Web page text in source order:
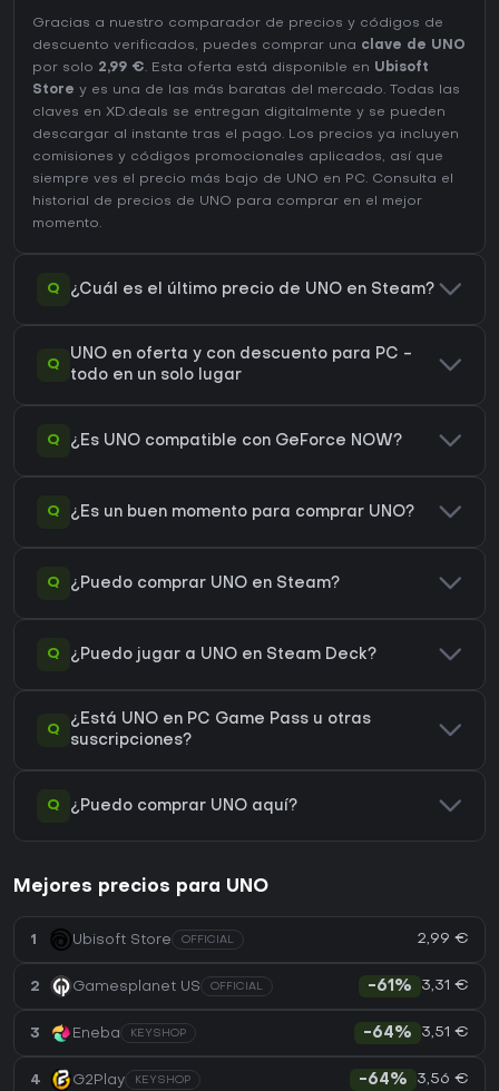
Gracias a nuestro comparador de precios y códigos de
descuento verificados, puedes comprar una clave de UNO
por solo 2,99 €. Esta oferta está disponible en Ubisoft
Store y es una de las más baratas del mercado. Todas las
claves en XD.deals se entregan digitalmente y se pueden
descargar al instante tras el pago. Los precios ya incluyen
comisiones y códigos promocionales aplicados, así que
siempre ves el precio más bajo de UNO en PC. Consulta el
historial de precios de UNO para comprar en el mejor
momento.
Q ¿Cuál es el último precio de UNO en Steam?
Q
UNO en oferta y con descuento para PC -
todo en un solo lugar
Q ¿Es UNO compatible con GeForce NOW?
Q ¿Es un buen momento para comprar UNO?
Q ¿Puedo comprar UNO en Steam?
Q ¿Puedo jugar a UNO en Steam Deck?
Q
¿Está UNO en PC Game Pass u otras
suscripciones?
Q ¿Puedo comprar UNO aquí?
Mejores precios para UNO
1 Ubisoft Store OFFICIAL 2,99 €
2 Gamesplanet US OFFICIAL -61% 3,31 €
3 Eneba KEYSHOP -64% 3,51 €
4 G2Play KEYSHOP -64% 3,56 €